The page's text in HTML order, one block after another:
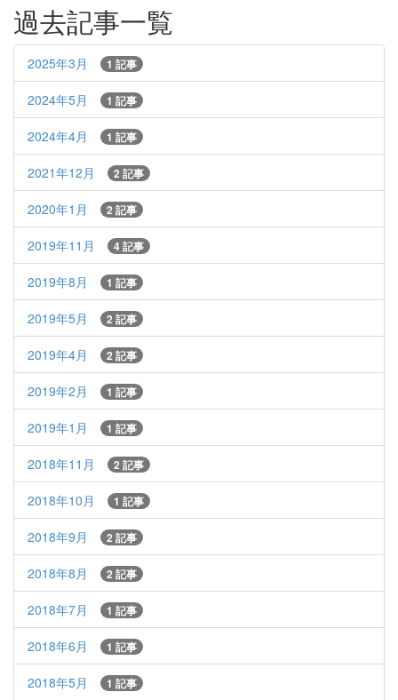
過去記事一覧
2025年3月 1 記事
2024年5月 1 記事
2024年4月 1 記事
2021年12月 2 記事
2020年1月 2 記事
2019年11月 4 記事
2019年8月 1 記事
2019年5月 2 記事
2019年4月 2 記事
2019年2月 1 記事
2019年1月 1 記事
2018年11月 2 記事
2018年10月 1 記事
2018年9月 2 記事
2018年8月 2 記事
2018年7月 1 記事
2018年6月 1 記事
2018年5月 1 記事